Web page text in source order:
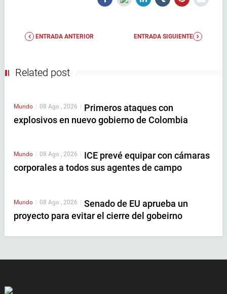
ENTRADA ANTERIOR ENTRADA SIGUIENTE
Related post
Mundo | 08 Ago , 2026 | Primeros ataques con
explosivos en nuevo gobierno de Colombia
Mundo 08 Ago , 2026
ICE prevé equipar con cámaras
corporales a todos sus agentes de campo
Mundo | 08 Ago , 2026 | Senado de EU aprueba un
proyecto para evitar el cierre del gobeirno